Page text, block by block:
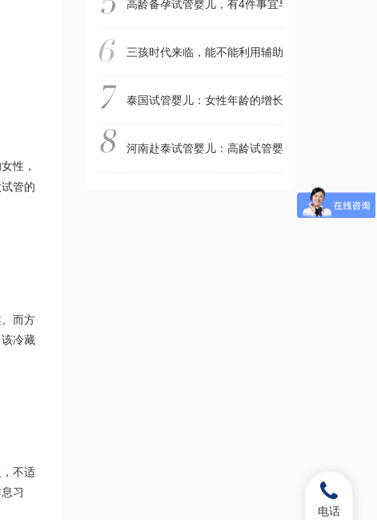
性，
管的
而方
冷藏
不适
习
高龄备孕试管婴儿，有4件事宜早做，2件事不宜
三孩时代来临，能不能利用辅助生殖一次生双胞
泰国试管婴儿：女性年龄的增长会增加试管婴儿
河南赴泰试管婴儿：高龄试管婴儿移植前心态崩
电话